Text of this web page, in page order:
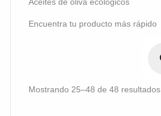
Encuentra tu producto más rápido
Mostrando 25–48 de 48 resultados